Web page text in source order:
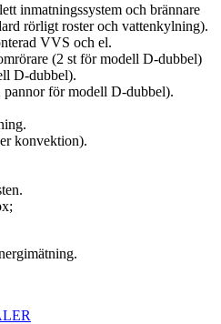
inmatningssystem och brännare
rörligt roster och vattenkylning).
VVS och el.
(2 st för modell D-dubbel)
D-dubbel).
pannor för modell D-dubbel).
konvektion).